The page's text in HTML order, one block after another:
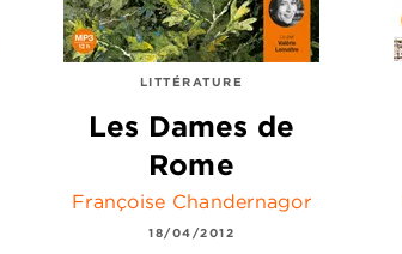
LITTÉRATURE
Les Dames de
Rome
Françoise Chandernagor
18/04/2012